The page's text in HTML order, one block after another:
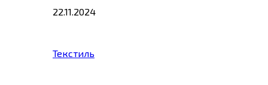
22.11.2024
Текстиль